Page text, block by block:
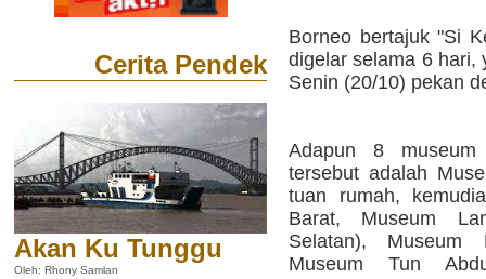
Cerita Pendek
Akan Ku Tunggu
Oleh: Rhony Samlan
Borneo bertajuk "Si
digelar selama 6 hari,
Senin (20/10) pekan
Adapun 8
tersebut adalah
tuan rumah,
Barat, Museum
Selatan), Museum
Museum Tun